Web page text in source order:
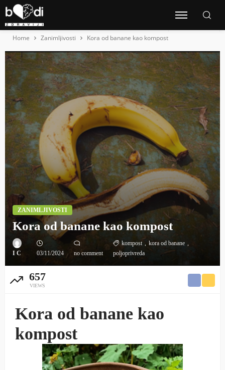
Home Zanimljivosti Kora od banane kao kompost
ZANIMLJIVOSTI
Kora od banane kao kompost
I C 03/11/2024 no comment
kompost
kora od banane
poljoprivreda
657
VIEWS
Kora od banane kao
kompost